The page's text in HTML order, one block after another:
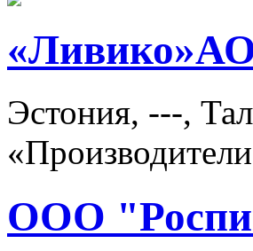
Эстония, ---,
ООО